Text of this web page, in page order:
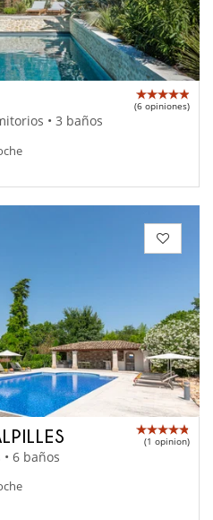
(6 opiniones)
• 3 baños
(1 opinion)
6 baños